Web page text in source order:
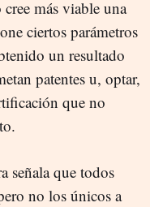
cree más viable una
ciertos parámetros
un resultado
patentes u, optar,
que no
señala que todos
no los únicos a